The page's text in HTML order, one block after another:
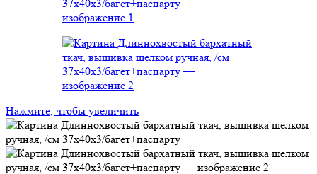
Нажмите, чтобы увеличить